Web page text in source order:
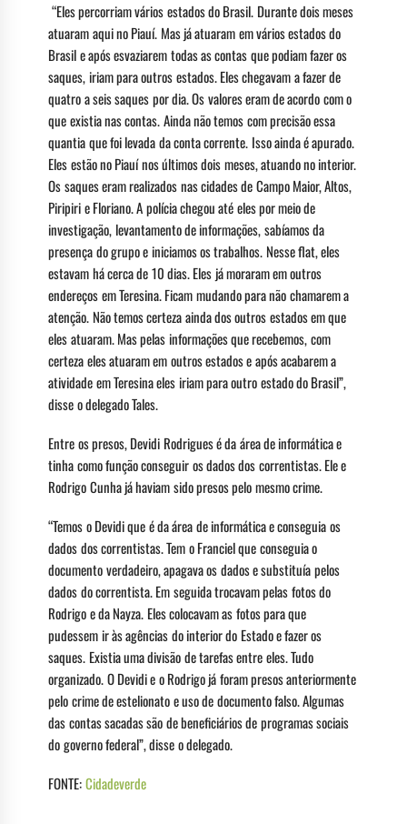
“Eles percorriam vários estados do Brasil. Durante dois meses
atuaram aqui no Piauí. Mas já atuaram em vários estados do
Brasil e após esvaziarem todas as contas que podiam fazer os
saques, iriam para outros estados. Eles chegavam a fazer de
quatro a seis saques por dia. Os valores eram de acordo com o
que existia nas contas. Ainda não temos com precisão essa
quantia que foi levada da conta corrente. Isso ainda é apurado.
Eles estão no Piauí nos últimos dois meses, atuando no interior.
Os saques eram realizados nas cidades de Campo Maior, Altos,
Piripiri e Floriano. A polícia chegou até eles por meio de
investigação, levantamento de informações, sabíamos da
presença do grupo e iniciamos os trabalhos. Nesse flat, eles
estavam há cerca de 10 dias. Eles já moraram em outros
endereços em Teresina. Ficam mudando para não chamarem a
atenção. Não temos certeza ainda dos outros estados em que
eles atuaram. Mas pelas informações que recebemos, com
certeza eles atuaram em outros estados e após acabarem a
atividade em Teresina eles iriam para outro estado do Brasil”,
disse o delegado Tales.
Entre os presos, Devidi Rodrigues é da área de informática e
tinha como função conseguir os dados dos correntistas. Ele e
Rodrigo Cunha já haviam sido presos pelo mesmo crime.
“Temos o Devidi que é da área de informática e conseguia os
dados dos correntistas. Tem o Franciel que conseguia o
documento verdadeiro, apagava os dados e substituía pelos
dados do correntista. Em seguida trocavam pelas fotos do
Rodrigo e da Nayza. Eles colocavam as fotos para que
pudessem ir às agências do interior do Estado e fazer os
saques. Existia uma divisão de tarefas entre eles. Tudo
organizado. O Devidi e o Rodrigo já foram presos anteriormente
pelo crime de estelionato e uso de documento falso. Algumas
das contas sacadas são de beneficiários de programas sociais
do governo federal”, disse o delegado.
FONTE:Cidadeverde